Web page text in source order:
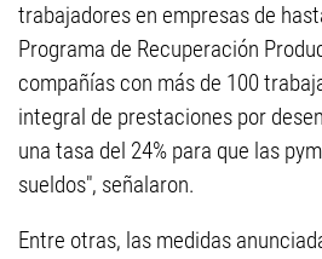
trabajadores en empresas de
Programa de Recuperación
compañías con más de 100
integral de prestaciones por
una tasa del 24% para que las
sueldos", señalaron.
Entre otras, las medidas